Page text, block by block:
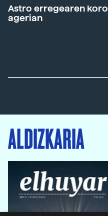
Astro erregearen
agerian
ALDIZKARIA